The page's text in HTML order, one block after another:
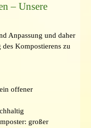
– Unsere
Anpassung und daher
Kompostierens zu
offener
großer